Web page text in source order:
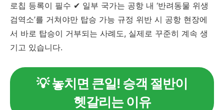
로칩 등록이 필수 ✔ 일부 국가는 공항 내 ‘반려동물 위생
검역소’를 거쳐야만 탑승 가능 규정 위반 시 공항 현장에
서 바로 탑승이 거부되는 사례도, 실제로 꾸준히 계속 생
기고 있습니다.
💡 놓치면 큰일! 승객 절반이
헷갈리는 이유